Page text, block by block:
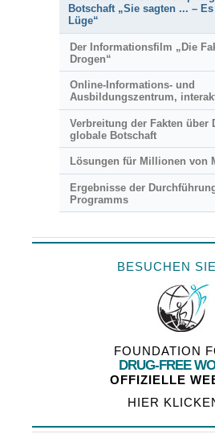
Botschaft „Sie sagten ... –
Lüge“
Der Informationsfilm „Die
Drogen“
Online-Informations- und
Ausbildungszentrum,
Verbreitung der Fakten über
globale Botschaft
Lösungen für Millionen von
Ergebnisse der
Programms
BESUCHEN
FOUNDATION
DRUG-FREE
OFFIZIELLE
HIER